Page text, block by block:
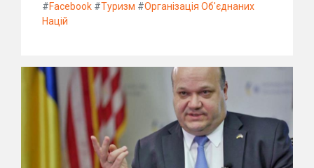
#Facebook #Туризм #Організація Об'єднаних
Націй